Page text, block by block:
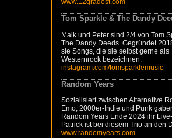
www.12gradost.com
Tom Sparkle & The Dandy
Maik und Peter sind 2/4 von Tom
The Dandy Deeds. Gegründet
sie Songs, die sie selbst gerne als
Westernrock bezeichnen.
instagram.com/tomsparklemusic
Random Years
Sozialisiert zwischen Alternative
Emo, 2000er-Indie und Punk
Random Years Ende 2024 ihr
Patrick ist bei diesem Trio an den
www.randomyears.com